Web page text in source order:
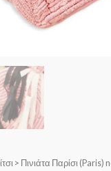
> Πινιάτα Παρίσι (Paris)